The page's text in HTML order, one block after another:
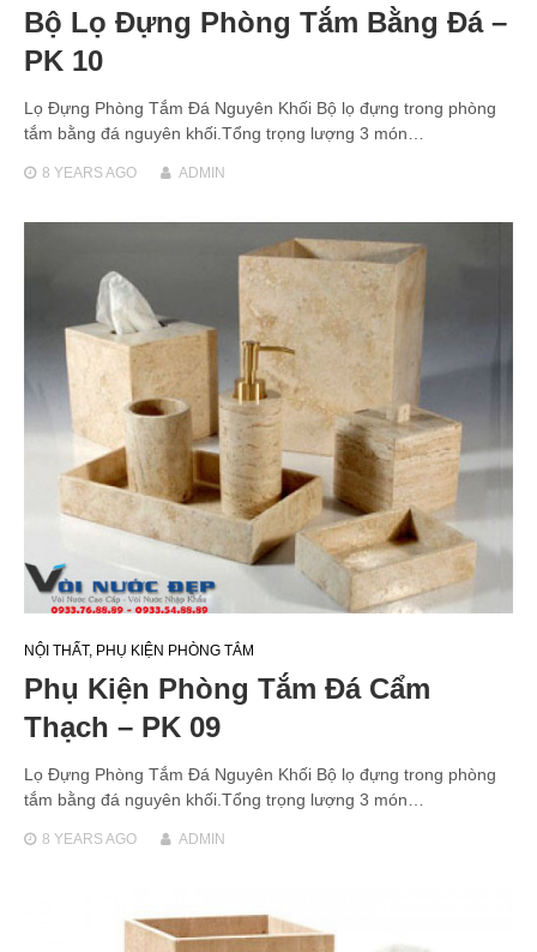
Bộ Lọ Đựng Phòng Tắm Bằng Đá –
PK 10
Lọ Đựng Phòng Tắm Đá Nguyên Khối Bộ lọ đựng trong phòng
tắm bằng đá nguyên khối.Tổng trọng lượng 3 món…
8 YEARSAGO ADMIN
NỘI THẤT, PHỤ KIỆN PHÒNG TẮM
Phụ Kiện Phòng Tắm Đá Cẩm
Thạch – PK 09
Lọ Đựng Phòng Tắm Đá Nguyên Khối Bộ lọ đựng trong phòng
tắm bằng đá nguyên khối.Tổng trọng lượng 3 món…
8 YEARSAGO ADMIN